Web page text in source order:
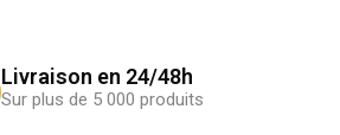
Livraison en 24/48h
Sur plus de 5 000 produits